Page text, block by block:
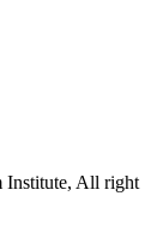
All right